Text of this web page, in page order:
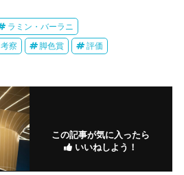
ラミン・バーラニ
考察 脚色賞 評価
この記事が気に入ったら
いいねしよう！